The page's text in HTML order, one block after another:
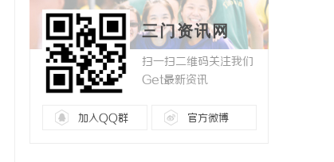
三门资讯网
扫一扫二维码关注我们
Get最新资讯
加入QQ群 官方微博